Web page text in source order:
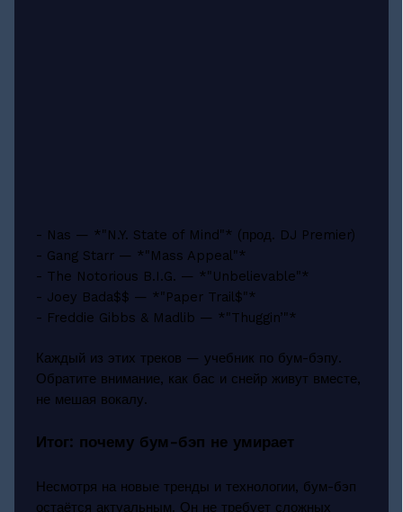
- Nas — *"N.Y. State of Mind"* (прод. DJ Premier)
- Gang Starr — *"Mass Appeal"*
- The Notorious B.I.G. — *"Unbelievable"*
- Joey Bada$$ — *"Paper Trail$"*
- Freddie Gibbs & Madlib — *"Thuggin’"*
Каждый из этих треков — учебник по бум-бэпу.
Обратите внимание, как бас и снейр живут вместе,
не мешая вокалу.
Итог: почему бум-бэп не умирает
Несмотря на новые тренды и технологии, бум-бэп
остаётся актуальным. Он не требует сложных